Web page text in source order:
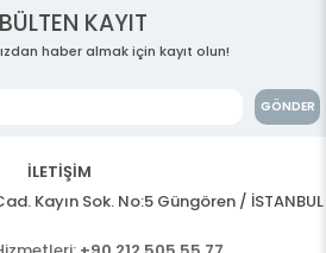
KAYIT
haber almak için kayıt olun!
GÖNDER
İLETİŞİM
Kayın Sok. No:5 Güngören / İSTANBUL